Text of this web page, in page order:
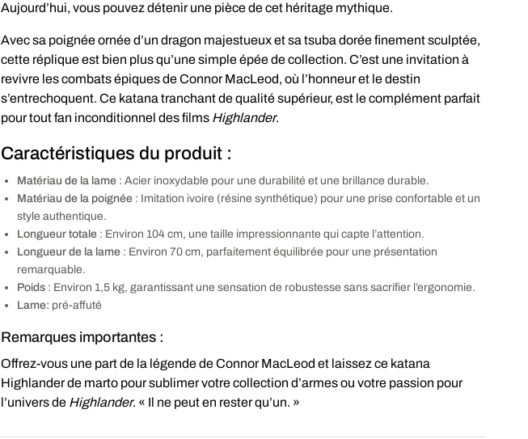
Aujourd’hui, vous pouvez détenir une pièce de cet héritage mythique.
Avec sa poignée ornée d’un dragon majestueux et sa tsuba dorée finement sculptée,
cette réplique est bien plus qu’une simple épée de collection. C’est une invitation à
revivre les combats épiques de Connor MacLeod, où l’honneur et le destin
s’entrechoquent. Ce katana tranchant de qualité supérieur, est le complément parfait
pour tout fan inconditionnel des films Highlander.
Caractéristiques du produit :
Matériau de la lame : Acier inoxydable pour une durabilité et une brillance durable.
Matériau de la poignée : Imitation ivoire (résine synthétique) pour une prise confortable et un
style authentique.
Longueur totale : Environ 104 cm, une taille impressionnante qui capte l’attention.
Longueur de la lame : Environ 70 cm, parfaitement équilibrée pour une présentation
remarquable.
Poids : Environ 1,5 kg, garantissant une sensation de robustesse sans sacrifier l’ergonomie.
Lame: pré-affuté
Remarques importantes :
Offrez-vous une part de la légende de Connor MacLeod et laissez ce katana
Highlander de marto pour sublimer votre collection d’armes ou votre passion pour
l’univers de Highlander. « Il ne peut en rester qu’un. »